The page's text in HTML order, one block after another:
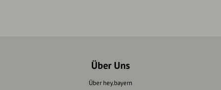
Über Uns
Über hey.bayern